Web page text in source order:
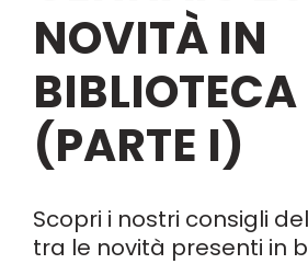
NOVITÀ IN
BIBLIOTECA
(PARTE I)
Scopri i nostri consigli
tra le novità presenti in